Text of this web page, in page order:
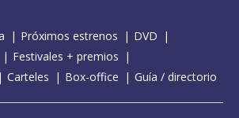
Próximos estrenos
DVD
Festivales + premios
Carteles Box-office Guía / directorio